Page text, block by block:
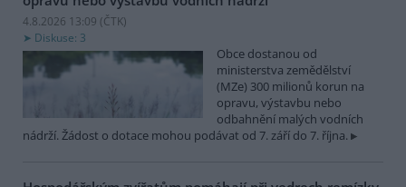
4.8.2026 13:09 (ČTK)
Diskuse: 3
Obce dostanou od
ministerstva zemědělství
(MZe) 300 milionů korun na
opravu, výstavbu nebo
odbahnění malých vodních
nádrží. Žádost o dotace mohou podávat od 7. září do 7. října.